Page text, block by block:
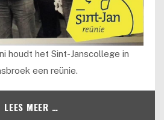
houdt het Sint-Janscollege in
een reünie.
LEES MEER …